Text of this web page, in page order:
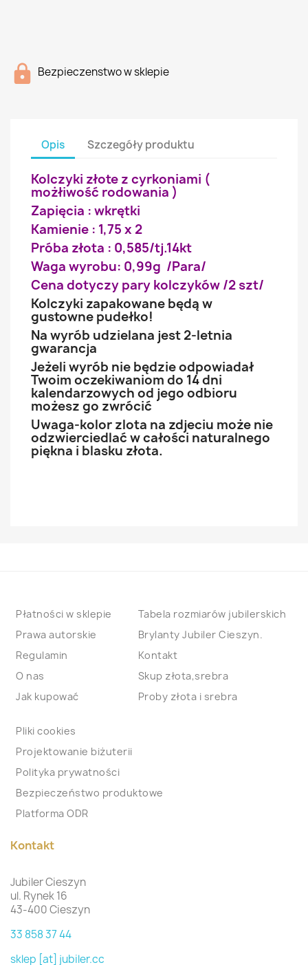
Bezpieczenstwo w sklepie
Opis Szczegóły produktu
Kolczyki złote z cyrkoniami (
możłiwość rodowania )
Zapięcia : wkrętki
Kamienie : 1,75 x 2
Próba złota : 0,585/tj.14kt
Waga wyrobu: 0,99g /Para/
Cena dotyczy pary kolczyków /2 szt/
Kolczyki zapakowane będą w
gustowne pudełko!
Na wyrób udzielana jest 2-letnia
gwarancja
Jeżeli wyrób nie będzie odpowiadał
Twoim oczekiwaniom do 14 dni
kalendarzowych od jego odbioru
możesz go zwrócić
Uwaga-kolor zlota na zdjeciu może nie
odzwierciedlać w całości naturalnego
piękna i blasku złota.
Płatności w sklepie
Prawa autorskie
Regulamin
O nas
Jak kupować
Tabela rozmiarów jubilerskich
Brylanty Jubiler Cieszyn.
Kontakt
Skup złota,srebra
Proby złota i srebra
Pliki cookies
Projektowanie biżuterii
Polityka prywatności
Bezpieczeństwo produktowe
Platforma ODR
Kontakt
Jubiler Cieszyn
ul. Rynek 16
43-400 Cieszyn
33 858 37 44
sklep [at] jubiler.cc